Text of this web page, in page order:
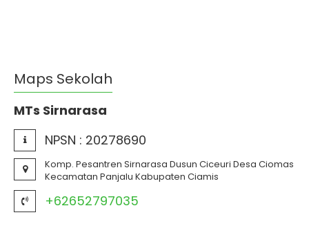
Maps Sekolah
MTs Sirnarasa
NPSN : 20278690
Komp. Pesantren Sirnarasa Dusun Ciceuri Desa Ciomas
Kecamatan Panjalu Kabupaten Ciamis
+62652797035